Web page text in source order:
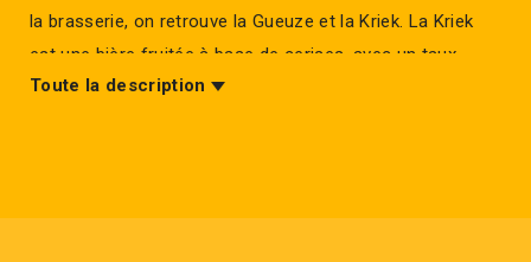
la brasserie, on retrouve la Gueuze et la Kriek. La Kriek
est une bière fruitée à base de cerises, avec un taux
d'alcool de 4.0%. Découvrez la Kriek de Mort Subite, une
Toute la description